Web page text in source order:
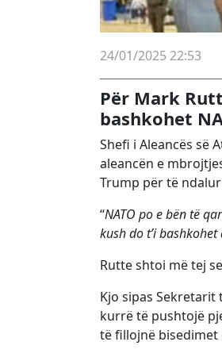
24/01/2025 22:53
Për Mark
bashkohet
Shefi i Aleancës së
aleancën e
Trump për të
“NATO po e bën të
kush do t’i
Rutte shtoi më tej
Kjo sipas
kurrë të pushtojë
të fillojnë bisedimet